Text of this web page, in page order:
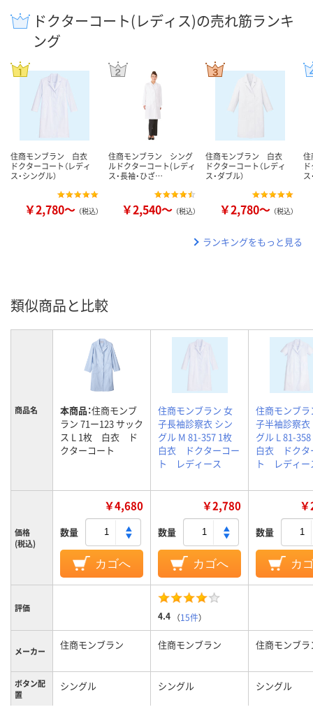
ドクターコート(レディス)の売れ筋ランキ
ング
住商モンブラン 白衣
ドクターコート（レディ
ス・シングル）
￥2,780～ （税込）
住商モンブラン シング
ルドクターコート(レディ
ス・長袖・ひざ…
￥2,540～ （税込）
住商モンブラン 白衣
ドクターコート（レディ
ス・ダブル）
￥2,780～ （税込）
ス
ランキングをもっと見る
類似商品と比較
商品名 本商品：住商モンブ
ラン 71ー123 サック
ス L 1枚 白衣 ド
クターコート
住商モンブラン 女
子長袖診察衣 シン
グル M 81-357 1枚
白衣 ドクターコー
ト レディース
住商モンブラ
子半袖診察衣
グル L 81-
白衣 ドクタ
ト レディー
価格
(税込)
￥4,680
数量
カゴへ
￥2,780
数量
カゴへ
数量
カ
評価
4.4 （15件）
メーカー 住商モンブラン 住商モンブラン 住商モンブラ
ボタン配
置
シングル シングル シングル